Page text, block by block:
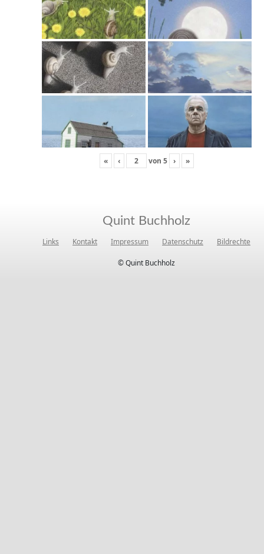
« ‹ von 5 › »
Quint Buchholz
Links Kontakt Impressum Datenschutz Bildrechte
© Quint Buchholz